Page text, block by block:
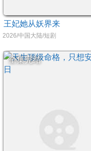
王妃她从妖界来
2026/中国大陆/短剧
全集完结